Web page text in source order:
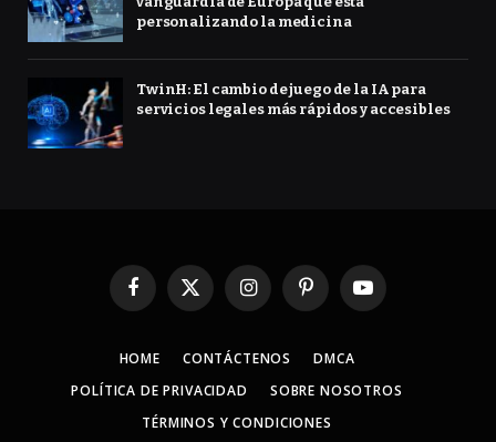
personalizando la medicina
TwinH: El cambio de juego de la IA para
servicios legales más rápidos y accesibles
Facebook
X
InstagramPinterestYouTube
HOME CONTÁCTENOS
DMCA
POLÍTICA DE PRIVACIDAD
SOBRE NOSOTROS
TÉRMINOS Y CONDICIONES